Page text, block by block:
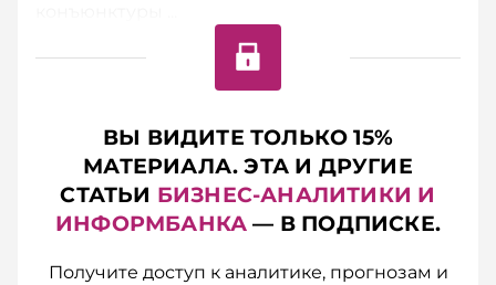
ВЫ ВИДИТЕ ТОЛЬКО 15%
МАТЕРИАЛА. ЭТА И ДРУГИЕ
СТАТЬИ БИЗНЕС-АНАЛИТИКИ И
ИНФОРМБАНКА — В ПОДПИСКЕ.
Получите доступ к аналитике, прогнозам и